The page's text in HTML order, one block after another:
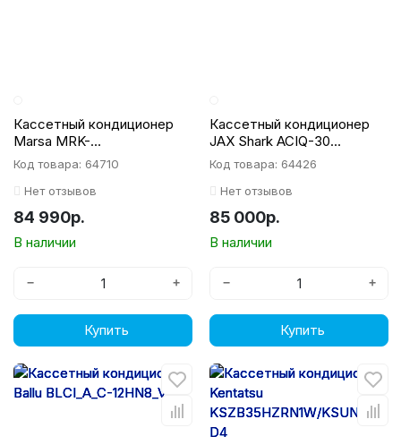
Кассетный кондиционер
Marsa MRK-
18UHANIG/MRK-18HANIGE-
Код товара: 64710
Нет отзывов
84 990р.
В наличии
− +
Купить
Кассетный кондиционер
JAX Shark ACIQ-30
HE02/ACIX-30 HE02
Код товара: 64426
Нет отзывов
85 000р.
В наличии
− +
Купить